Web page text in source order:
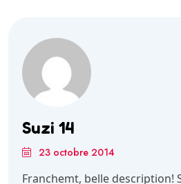
Suzi 14
23 octobre 2014
Franchemt, belle description!